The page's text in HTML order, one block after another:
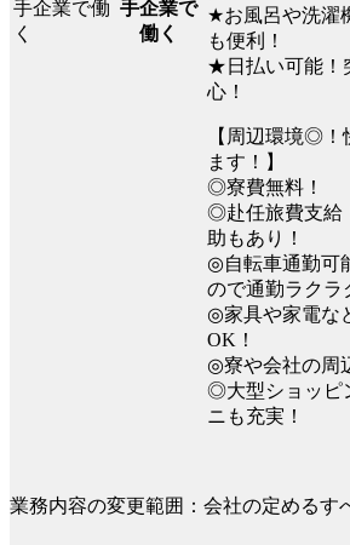
手企業で
働く
★お風呂や洗濯
も便利！
★日払い可能！
心！
【周辺環境◎！
ます！】
◎寮費無料！
◎赴任旅費支給
助もあり！
◎自転車通勤可
ので通勤ラクラ
◎家具や家電な
OK！
◎寮や会社の周
◎大型ショッピ
ニも充実！
業務内容の変更範囲：会社の定めるす